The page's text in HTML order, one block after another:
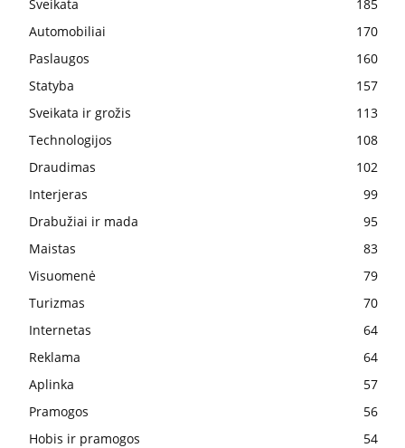
Sveikata
185
Automobiliai
170
Paslaugos
160
Statyba
157
Sveikata ir grožis
113
Technologijos
108
Draudimas
102
Interjeras
99
Drabužiai ir mada
95
Maistas
83
Visuomenė
79
Turizmas
70
Internetas
64
Reklama
64
Aplinka
57
Pramogos
56
Hobis ir pramogos
54